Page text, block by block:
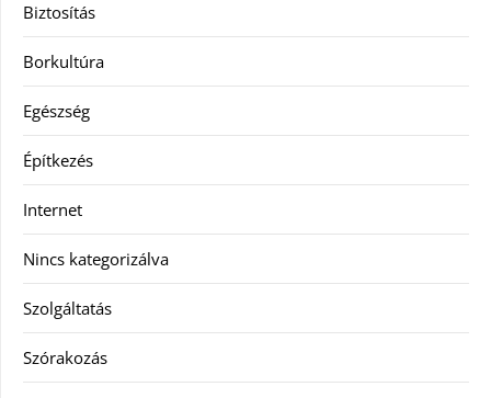
Biztosítás
Borkultúra
Egészség
Építkezés
Internet
Nincs kategorizálva
Szolgáltatás
Szórakozás